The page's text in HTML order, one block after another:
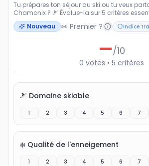
Tu prépares ton séjour au ski ou tu veux
Chamonix ? 🎿 Évalue-la sur 5 critères
skiable, enneigement, infrastructures, rapport
expérience globale. Que tu sois amateur de
compte. Vote et découvre la note moyenne
communauté pour comparer les meilleures
Nouveau 👀 Premier ? Indice
—/10
0 votes • 5 critères
🎿 Domaine skiable
1 2 3 4 5 6 7
❄️ Qualité de l'enneigement
1 2 3 4 5 6 7